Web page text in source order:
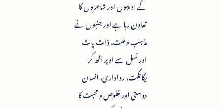
کے ادیبوں اور شاعروں کا
تعاون رہا ہے اور جنہوں نے
مذہب و ملت، ذات پات
اور نسل سے اوپر اٹھ کر
یگانگت، رواداری، انسان
دوستی اور خلوص و محبت کا